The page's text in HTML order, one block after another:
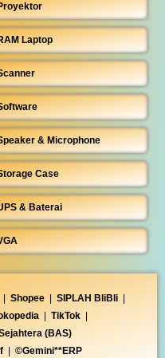
Laptop
& Microphone
Case
& Baterai
Shopee SIPLAH BliBli
TikTok
(BAS)
©Gemini**ERP